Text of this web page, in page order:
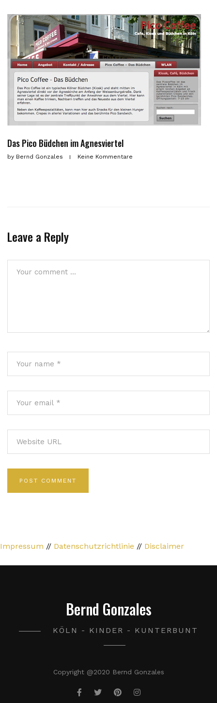
Das Pico Büdchen im Agnesviertel
by Bernd Gonzales Keine Kommentare
Leave a Reply
Impressum // Datenschutzrichtlinie // Disclaimer
Bernd Gonzales
KÖLN - KINDER - KUNTERBUNT
Copyright @2020 Bernd Gonzales